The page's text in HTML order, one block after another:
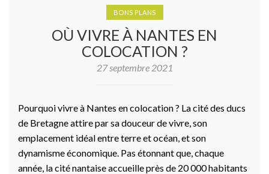
BONS PLANS
OÙ VIVRE À NANTES EN
COLOCATION ?
27 septembre 2021
Pourquoi vivre à Nantes en colocation ? La cité des ducs
de Bretagne attire par sa douceur de vivre, son
emplacement idéal entre terre et océan, et son
dynamisme économique. Pas étonnant que, chaque
année, la cité nantaise accueille près de 20 000 habitants